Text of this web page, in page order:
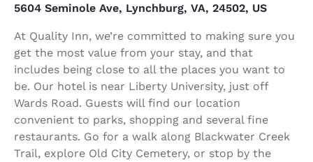
5604 Seminole Ave, Lynchburg, VA, 24502, US
At Quality Inn, we’re committed to making sure you
get the most value from your stay, and that
includes being close to all the places you want to
be. Our hotel is near Liberty University, just off
Wards Road. Guests will find our location
convenient to parks, shopping and several fine
restaurants. Go for a walk along Blackwater Creek
Trail, explore Old City Cemetery, or stop by the